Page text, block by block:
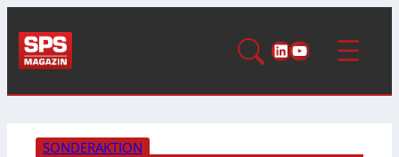
LinkedIn
YouTube
SONDERAKTION